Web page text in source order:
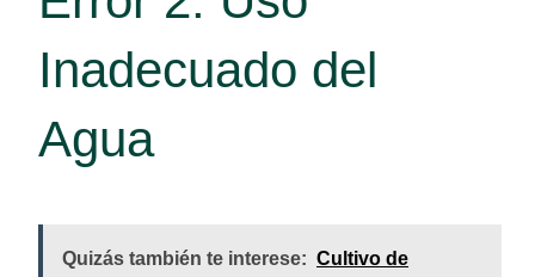
Inadecuado del
Agua
Quizás también te interese: Cultivo de